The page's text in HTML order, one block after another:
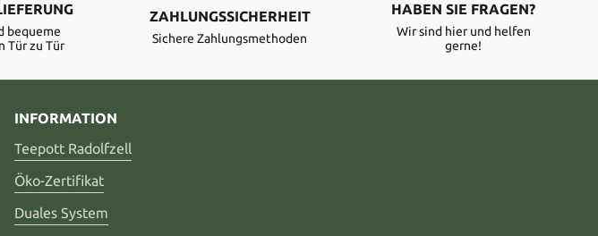
bequeme
Tür zu Tür
ZAHLUNGSSICHERHEIT
Sichere Zahlungsmethoden
HABEN SIE FRAGEN?
Wir sind hier und helfen
gerne!
INFORMATION
Teepott Radolfzell
Öko-Zertifikat
Duales System